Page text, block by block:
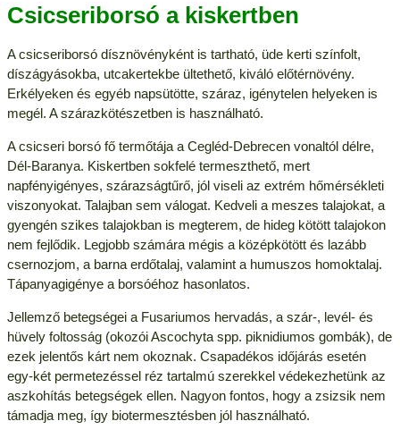
Csicseriborsó a kiskertben
A csicseriborsó dísznövényként is tartható, üde kerti színfolt,
díszágyásokba, utcakertekbe ültethető, kiváló előtérnövény.
Erkélyeken és egyéb napsütötte, száraz, igénytelen helyeken is
megél. A szárazkötészetben is használható.
A csicseri borsó fő termőtája a Cegléd-Debrecen vonaltól délre,
Dél-Baranya. Kiskertben sokfelé termeszthető, mert
napfényigényes, szárazságtűrő, jól viseli az extrém hőmérsékleti
viszonyokat. Talajban sem válogat. Kedveli a meszes talajokat, a
gyengén szikes talajokban is megterem, de hideg kötött talajokon
nem fejlődik. Legjobb számára mégis a középkötött és lazább
csernozjom, a barna erdőtalaj, valamint a humuszos homoktalaj.
Tápanyagigénye a borsóéhoz hasonlatos.
Jellemző betegségei a Fusariumos hervadás, a szár-, levél- és
hüvely foltosság (okozói Ascochyta spp. piknidiumos gombák), de
ezek jelentős kárt nem okoznak. Csapadékos időjárás esetén
egy-két permetezéssel réz tartalmú szerekkel védekezhetünk az
aszkohítás betegségek ellen. Nagyon fontos, hogy a zsizsik nem
támadja meg, így biotermesztésben jól használható.